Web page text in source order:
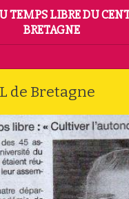
TEMPS LIBRE DU
BRETAGNE
de Bretagne